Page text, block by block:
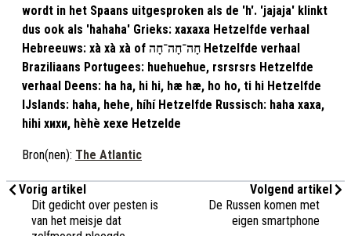
wordt in het Spaans uitgesproken als de 'h'. 'jajaja' klinkt
dus ook als 'hahaha' Grieks: xaxaxa Hetzelfde verhaal
Hebreeuws: xà xà xà of חָה־חָה־חָה Hetzelfde verhaal
Braziliaans Portugees: huehuehue, rsrsrsrs Hetzelfde
verhaal Deens: ha ha, hi hi, hæ hæ, ho ho, ti hi Hetzelfde
IJslands: haha, hehe, híhí Hetzelfde Russisch: haha хаха,
hihi хихи, hèhè хехе Hetzelde
Bron(nen): The Atlantic
Vorig artikel
Dit gedicht over pesten is
van het meisje dat
Volgend artikel
De Russen komen met
eigen smartphone